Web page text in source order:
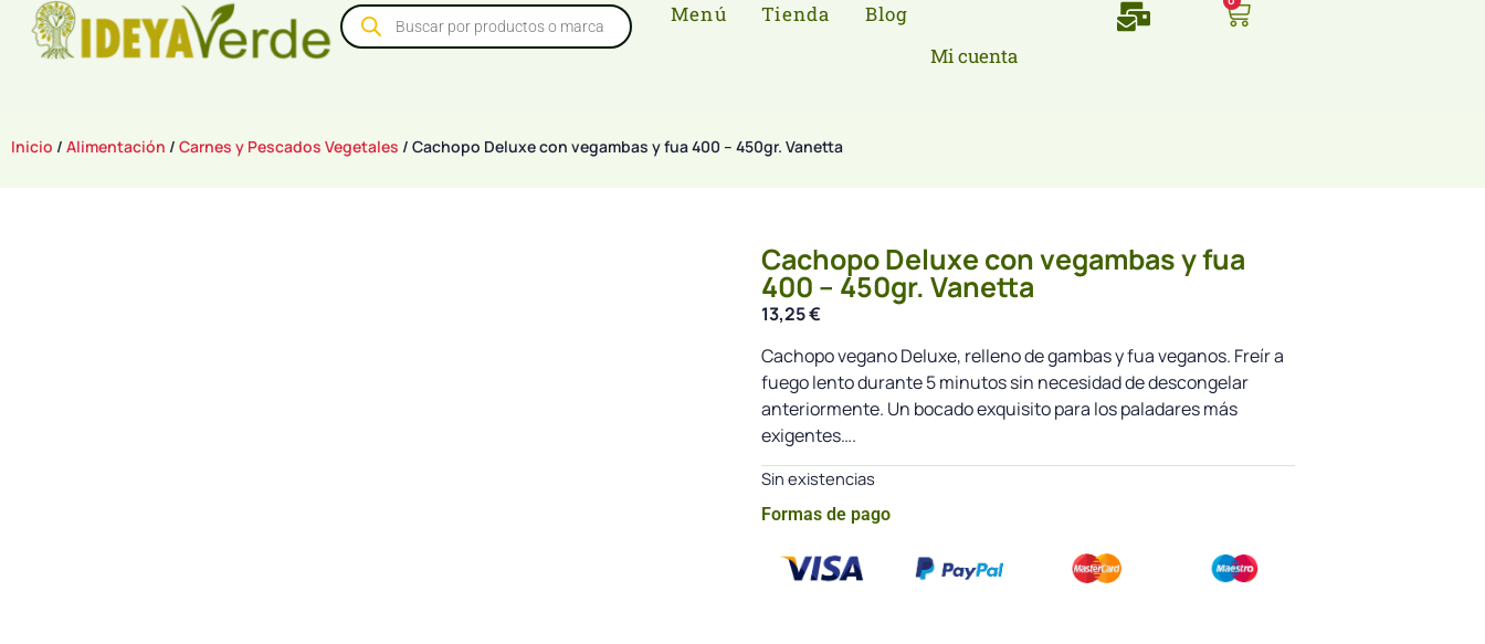
Menú Tienda
Blog
Mi cuenta
Inicio / Alimentación / Carnes y Pescados Vegetales / Cachopo Deluxe con vegambas y fua 400 – 450gr. Vanetta
Cachopo Deluxe con vegambas y fua
400 – 450gr. Vanetta
13,25€
Cachopo vegano Deluxe, relleno de gambas y fua veganos. Freír a
fuego lento durante 5 minutos sin necesidad de descongelar
anteriormente. Un bocado exquisito para los paladares más
exigentes….
Sin existencias
Formas de pago